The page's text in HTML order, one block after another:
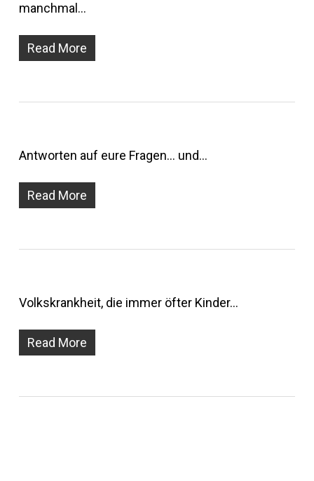
manchmal…
Read More
Antworten auf eure Fragen... und…
Read More
Volkskrankheit, die immer öfter Kinder…
Read More